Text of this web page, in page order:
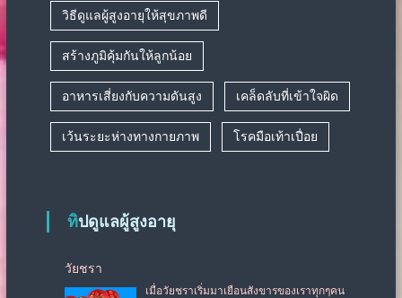
วิธีดูแลผู้สูงอายุให้สุขภาพดี
สร้างภูมิคุ้มกันให้ลูกน้อย
อาหารเสี่ยงกับความดันสูง เคล็ดลับที่เข้าใจผิด
เว้นระยะห่างทางกายภาพ โรคมือเท้าเปื่อย
ทิปดูแลผู้สูงอายุ
วัยชรา
เมื่อวัยชราเริ่มมาเยือนสังขารของเราทุกๆคน